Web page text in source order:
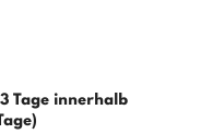
Tage innerhalb